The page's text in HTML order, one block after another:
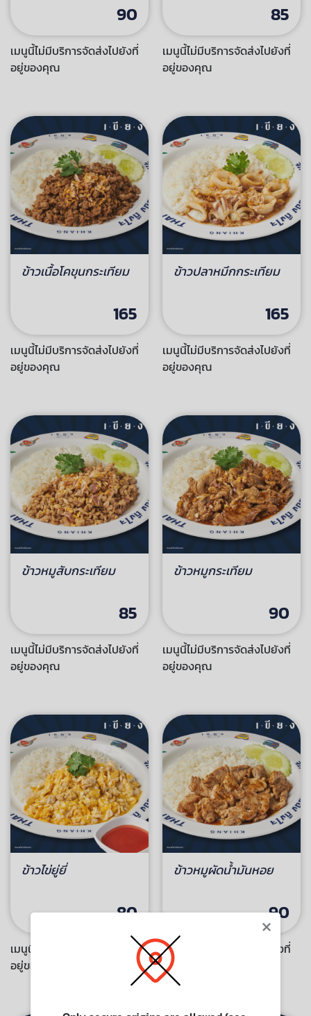
90
เมนูนี้ไม่มีบริการจัดส่งไปยังที่
อยู่ของคุณ
85
เมนูนี้ไม่มีบริการจัดส่งไปยังที่
อยู่ของคุณ
ข้าวเนื้อโคขุนกระเทียม
165
เมนูนี้ไม่มีบริการจัดส่งไปยังที่
อยู่ของคุณ
ข้าวปลาหมึกกระเทียม
165
เมนูนี้ไม่มีบริการจัดส่งไปยังที่
อยู่ของคุณ
ข้าวหมูสับกระเทียม
85
เมนูนี้ไม่มีบริการจัดส่งไปยังที่
อยู่ของคุณ
ข้าวหมูกระเทียม
90
เมนูนี้ไม่มีบริการจัดส่งไปยังที่
อยู่ของคุณ
ข้าวไข่ยู่ยี่
80
เมนูนี้ไม่มีบริการจัดส่งไปยังที่
อยู่ของคุณ
ข้าวหมูผัดน้ำมันหอย
90
เมนูนี้ไม่มีบริการจัดส่งไปยังที่
อยู่ของคุณ
×